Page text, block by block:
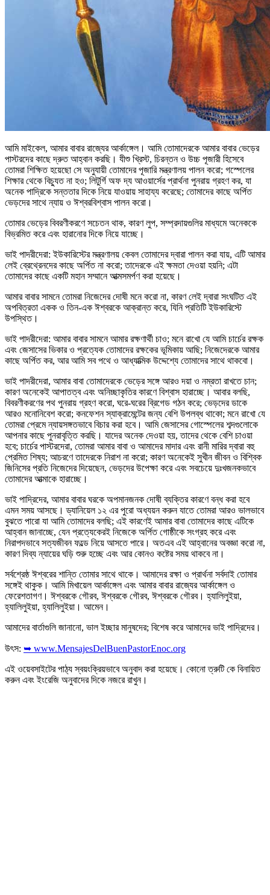
আমি মাইকেল, আমার বাবার রাজ্যের আর্কাঙ্গেল। আমি তোমাদেরকে আমার বাবার ভেড়ের
পাস্টরদের কাছে দ্রুত আহ্বান করছি। যীশু খ্রিস্ট, চিরন্তন ও উচ্চ পূজারী হিসেবে
তোমরা শিক্ষিত হয়েছো সে অনুযায়ী তোমাদের পূজারি মন্ত্রণালয় পালন করো; গস্পেলের
শিক্ষার থেকে বিচ্যুত না হও; লিটুর্গি অফ দ্য আওয়ার্সের প্রার্থনা পুনরায় গ্রহণ কর, যা
অনেক পাদ্রিকে সন্ততার দিকে নিয়ে যাওয়ায় সাহায্য করেছে; তোমাদের কাছে অর্পিত
ভেড়দের সাথে ন্যায় ও ঈশ্বরবিশ্বাস পালন করো।
তোমার ভেড়ের বিবরণীকরণে সচেতন থাক, কারণ লুপ, সম্প্রদায়গুলির মাধ্যমে অনেককে
বিভ্রমিত করে এবং হারানোর দিকে নিয়ে যাচ্ছে।
ভাই পাদরীদেরা: ইউকারিস্টের মন্ত্রণালয় কেবল তোমাদের দ্বারা পালন করা যায়, এটি আমার
লেই ব্রেথ্রেনদের কাছে অর্পিত না করো; তাদেরকে এই ক্ষমতা দেওয়া হয়নি; এটা
তোমাদের কাছে একটি মহান সম্মানে আত্মসমর্পণ করা হয়েছে।
আমার বাবার সামনে তোমরা নিজেদের দোষী মনে করো না, কারণ লেই দ্বারা সংঘটিত এই
অপবিত্রতা একক ও তিন-এক ঈশ্বরকে আক্রান্ত করে, যিনি প্রতিটি ইউকারিস্টে
উপস্থিত।
ভাই পাদরীদেরা: আমার বাবার সামনে আমার রক্ষণার্থী চাও; মনে রাখো যে আমি চার্চের রক্ষক
এবং জেসাসের ভিকার ও প্রত্যেক তোমাদের রক্ষকের ভূমিকায় আছি; নিজেদেরকে আমার
কাছে অর্পিত কর, আর আমি সব পথে ও আধ্যাত্মিক উদ্দেশ্যে তোমাদের সাথে থাকবো।
ভাই পাদরীদেরা, আমার বাবা তোমাদেরকে ভেড়ের সঙ্গে আরও দয়া ও নম্রতা রাখতে চান;
কারণ অনেকেই আপাতত্ব এবং অনিচ্ছাকৃতির কারণে বিশ্বাস হারাচ্ছে। আবার বলছি,
বিবরণীকরণের পথ পুনরায় গ্রহণ করো, ঘরে-ঘরের ব্রিগেড গঠন করে; ভেড়দের ডাকে
আরও মনোনিবেশ করো; কনফেশন স্যাক্রামেন্টের জন্য বেশি উপলব্ধ থাকো; মনে রাখো যে
তোমরা প্রেমে ন্যায়সঙ্গতভাবে বিচার করা হবে। আমি জেসাসের গোস্পেলের শব্দগুলোকে
আপনার কাছে পুনরাবৃত্তি করছি। যাদের অনেক দেওয়া হয়, তাদের থেকে বেশি চাওয়া
হবে; চার্চের পাস্টরদেরা, তোমরা আমার বাবা ও আমাদের মাদার এবং রানী মারির দ্বারা বহু
প্রেমিত শিষ্য; আচরণে তাদেরকে নিরাশ না করো; কারণ অনেকেই সুখীন জীবন ও বিশ্বিক
জিনিসের প্রতি নিজেদের দিয়েছেন, ভেড়দের উপেক্ষা করে এবং সবচেয়ে দুঃখজনকভাবে
তোমাদের আত্মাকে হারাচ্ছে।
ভাই পাদ্রিদের, আমার বাবার ঘরকে অপমানজনক দোষী ব্যক্তির কারণে বন্ধ করা হবে
এমন সময় আসছে। ড্যানিয়েল ১২ এর পুরো অধ্যয়ন করুন যাতে তোমরা আরও ভালভাবে
বুঝতে পারো যা আমি তোমাদের বলছি; এই কারণেই আমার বাবা তোমাদের কাছে এটিকে
আহ্বান জানাচ্ছে, যেন প্রত্যেকেরই নিজেকে অর্পিত গোষ্ঠীকে সংগ্রহ করে এবং
নিরাপদভাবে সত্যজীবন ফল্ডে নিয়ে আসতে পারে। অতএব এই আহ্বানের অবজ্ঞা করো না,
কারণ দিব্য ন্যায়ের ঘড়ি শুরু হচ্ছে এবং আর কোনও কষ্টের সময় থাকবে না।
সর্বশ্রেষ্ঠ ঈশ্বরের শান্তি তোমার সাথে থাকে। আমাদের রক্ষা ও প্রার্থনা সর্বদাই তোমার
সঙ্গেই থাকুক। আমি মিখায়েল আর্কাঙ্গেল এবং আমার বাবার রাজ্যের আর্কাঙ্গেল ও
ফেরেশতাগণ। ঈশ্বরকে গৌরব, ঈশ্বরকে গৌরব, ঈশ্বরকে গৌরব। হ্যালিলুইয়া,
হ্যালিলুইয়া, হ্যালিলুইয়া। আমেন।
আমাদের বার্তাগুলি জানানো, ভাল ইচ্ছার মানুষদের; বিশেষ করে আমাদের ভাই পাদ্রিদের।
উৎস: ➥ www.MensajesDelBuenPastorEnoc.org
এই ওয়েবসাইটের পাঠ্য স্বয়ংক্রিয়ভাবে অনুবাদ করা হয়েছে। কোনো ত্রুটি কে বিনায়িত
করুন এবং ইংরেজি অনুবাদের দিকে নজরে রাখুন।